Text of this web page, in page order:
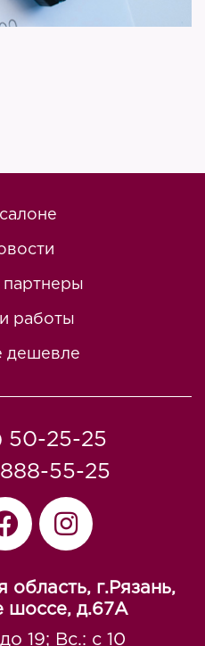
работы
дешевле
50-25-25
55-25
область, г.Рязань,
шоссе, д.67A
19; Вс.: с 10